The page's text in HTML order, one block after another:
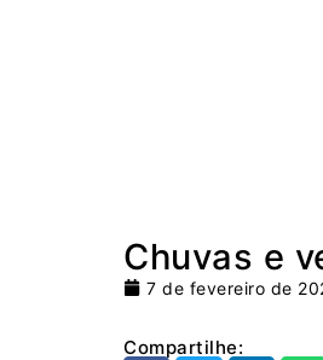
Chuvas e
7 de fevereiro de
Compartilhe: